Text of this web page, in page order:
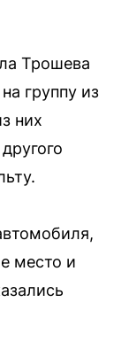
Трошева
группу из
них
место и